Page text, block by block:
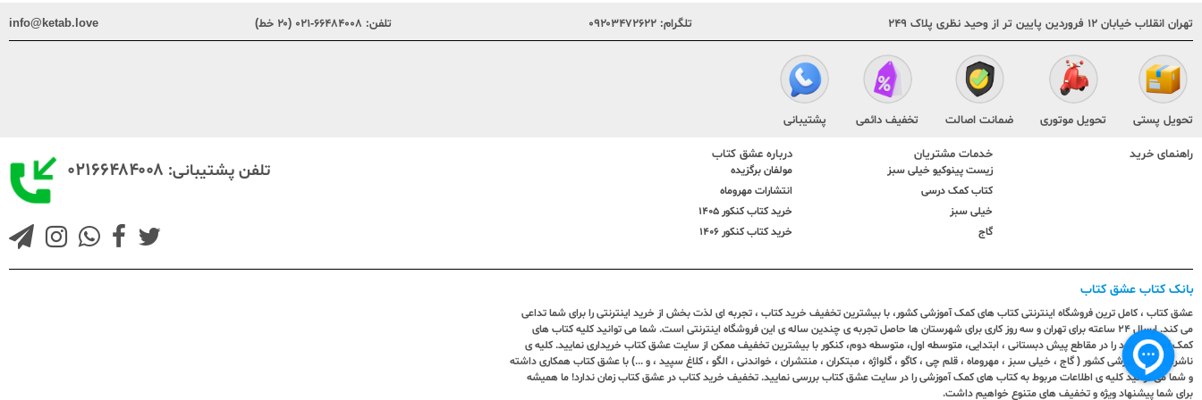
تهران انقلاب خیابان ۱۲ فروردین پایین تر از وحید نظری پلاک ۲۴۹ تلگرام: ۰۹۲۰۳۴۷۲۶۲۲ تلفن: ۶۶۴۸۴۰۰۸-۰۲۱ (۲۰ خط) info@ketab.love
تحویل پستی تحویل موتوری ضمانت اصالت تخفیف دائمی پشتیبانی
راهنمای خرید خدمات مشتریان
زیست پینوکیو خیلی سبز
کتاب کمک درسی
خیلی سبز
گاج
درباره عشق کتاب
مولفان برگزیده
انتشارات مهروماه
خرید کتاب کنکور 1405
خرید کتاب کنکور 1406
تلفن پشتیبانی: ۰۲۱۶۶۴۸۴۰۰۸
بانک کتاب عشق کتاب
عشق کتاب ، کامل ترین فروشگاه اینترنتی کتاب های کمک آموزشی کشور، با بیشترین تخفیف خرید کتاب ، تجربه ای لذت بخش از خرید اینترنتی را برای شما تداعی
می کند. ارسال ٢٤ ساعته برای تهران و سه روز کاری برای شهرستان ها حاصل تجربه ی چندین ساله ی این فروشگاه اینترنتی است. شما می توانید کلیه کتاب های
کمک آموزشی خود را در مقاطع پیش دبستانی ، ابتدایی، متوسطه اول، متوسطه دوم، کنکور با بیشترین تخفیف ممکن از سایت عشق کتاب خریداری نمایید. کلیه ی
ناشران کمک آموزشی کشور ( گاج ، خیلی سبز ، مهروماه ، قلم چی ، کاگو ، گلواژه ، مبتکران ، منتشران ، خواندنی ، الگو ، کلاغ سپید ، و ...) با عشق کتاب همکاری داشته
و شما می توانید کلیه ی اطلاعات مربوط به کتاب های کمک آموزشی را در سایت عشق کتاب بررسی نمایید. تخفیف خرید کتاب در عشق کتاب زمان ندارد! ما همیشه
برای شما پیشنهاد ویژه و تخفیف های متنوع خواهیم داشت.